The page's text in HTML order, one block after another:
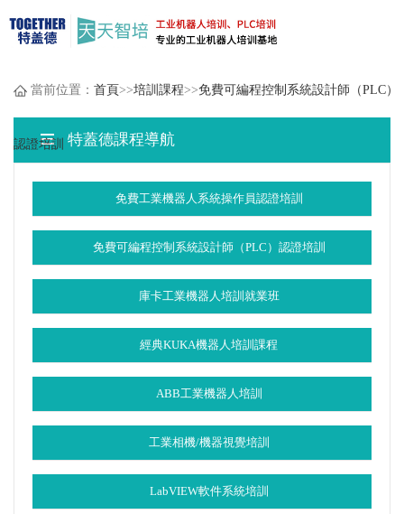
當前位置： 首頁>>培訓課程>>免費可編程控制系統設計師（PLC）
認證培訓 特蓋德課程導航
免費工業機器人系統操作員認證培訓
免費可編程控制系統設計師（PLC）認證培訓
庫卡工業機器人培訓就業班
經典KUKA機器人培訓課程
ABB工業機器人培訓
工業相機/機器視覺培訓
LabVIEW軟件系統培訓